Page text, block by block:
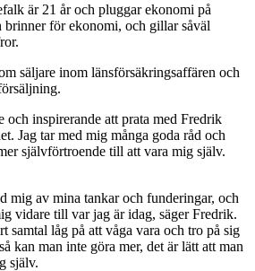
är 21 år och pluggar ekonomi på
för ekonomi, och gillar såväl
säljare inom länsförsäkringsaffären och
inspirerande att prata med Fredrik
Jag tar med mig många goda råd och
självförtroende till att vara mig själv.
mig av mina tankar och funderingar, och
vidare till var jag är idag, säger Fredrik.
samtal låg på att våga vara och tro på sig
kan man inte göra mer, det är lätt att man
själv.